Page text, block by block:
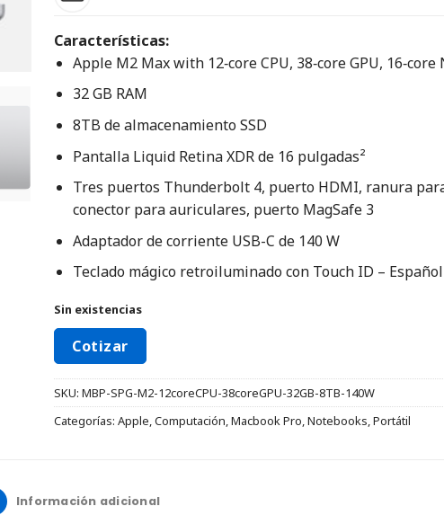
Características:
Apple M2 Max with 12‑core CPU, 38‑core GPU,
32 GB RAM
8TB de almacenamiento SSD
Pantalla Liquid Retina XDR de 16 pulgadas²
Tres puertos Thunderbolt 4, puerto HDMI, ranura
conector para auriculares, puerto MagSafe 3
Adaptador de corriente USB-C de 140 W
Teclado mágico retroiluminado con Touch ID – Español
Sin existencias
Cotizar
SKU: MBP-SPG-M2-12coreCPU-38coreGPU-32GB-8TB-140W
Categorías: Apple,Computación,Macbook Pro,Notebooks,Portátil
Información adicional